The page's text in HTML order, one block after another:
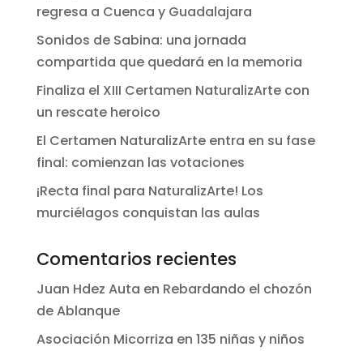
regresa a Cuenca y Guadalajara
Sonidos de Sabina: una jornada
compartida que quedará en la memoria
Finaliza el XIII Certamen NaturalizArte con
un rescate heroico
El Certamen NaturalizArte entra en su fase
final: comienzan las votaciones
¡Recta final para NaturalizArte! Los
murciélagos conquistan las aulas
Comentarios recientes
Juan Hdez Auta en Rebardando el chozón
de Ablanque
Asociación Micorriza en 135 niñas y niños